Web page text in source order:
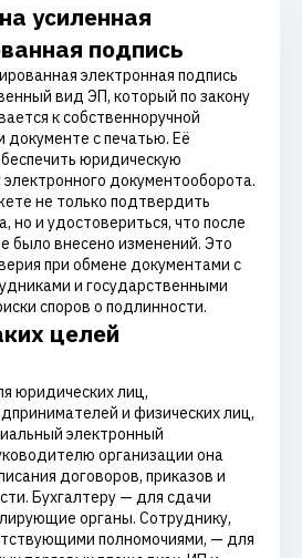
усиленная
подпись
электронная подпись
вид ЭП, который по закону
к собственноручной
с печатью. Её
юридическую
документооборота.
не только подтвердить
но и удостовериться, что после
было внесено изменений. Это
при обмене документами с
и государственными
споров о подлинности.
целей
юридических лиц,
и физических лиц,
электронный
организации она
договоров, приказов и
Бухгалтеру — для сдачи
органы. Сотруднику,
полномочиями, — для